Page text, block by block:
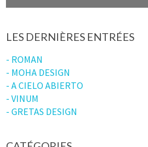
LES DERNIÈRES ENTRÉES
- ROMAN
- MOHA DESIGN
- A CIELO ABIERTO
- VINUM
- GRETAS DESIGN